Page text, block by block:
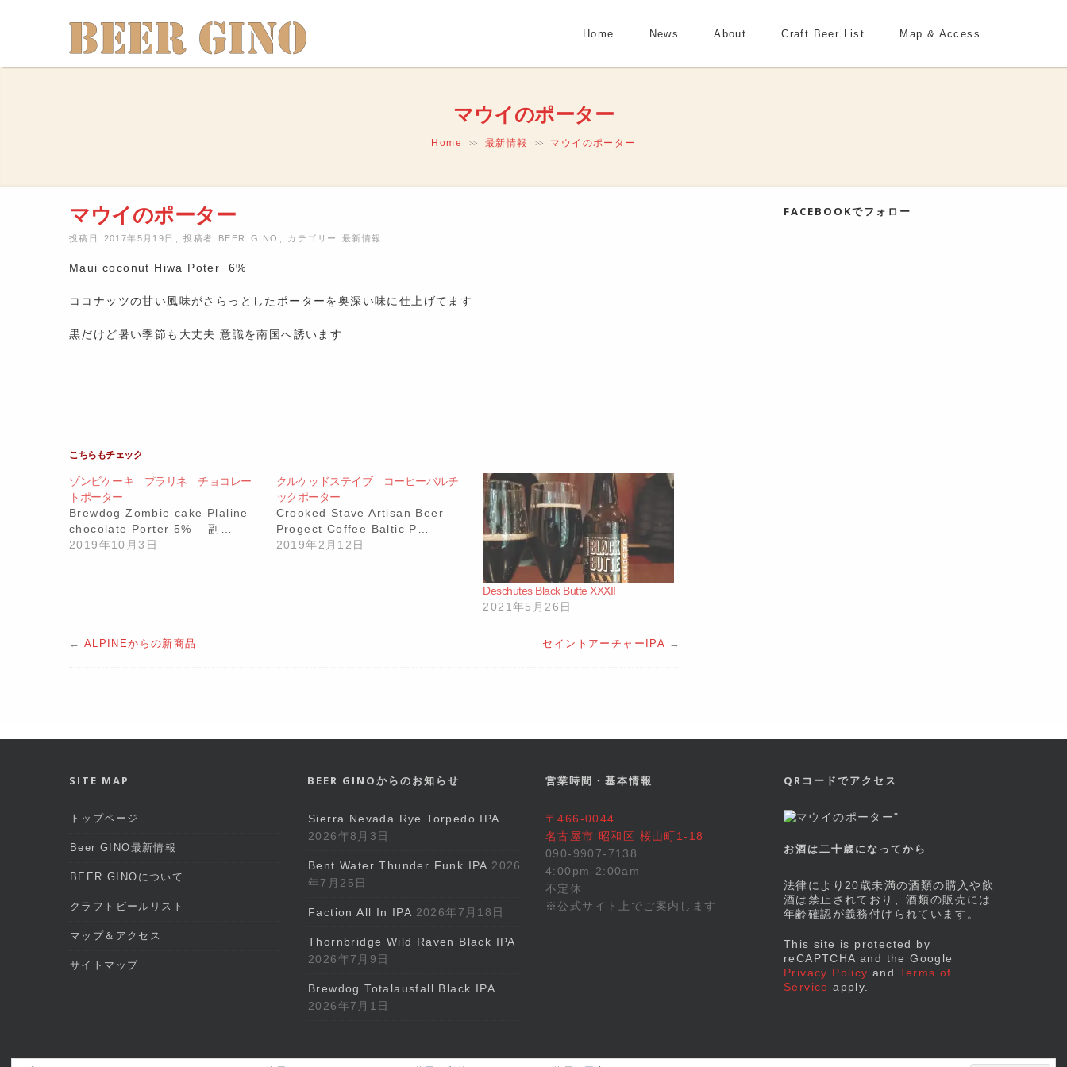
Home News About Craft Beer List Map & Access
マウイのポーター
Home >> 最新情報 >> マウイのポーター
マウイのポーター
投稿日 2017年5月19日 ,投稿者 BEER GINO カテゴリー 最新情報
Maui coconut Hiwa Poter 6%
ココナッツの甘い風味がさらっとしたポーターを奥深い味に仕上げてます
黒だけど暑い季節も大丈夫 意識を南国へ誘います
こちらもチェック
ゾンビケーキ プラリネ チョコレー
トポーター
Brewdog Zombie cake Plaline
chocolate Porter 5% 副…
2019年10月3日
クルケッドステイブ コーヒーバルチ
ックポーター
Crooked Stave Artisan Beer
Progect Coffee Baltic P…
2019年2月12日
Deschutes Black Butte XXXII
2021年5月26日
← ALPINEからの新商品 セイントアーチャーIPA →
FACEBOOKでフォロー
SITE MAP
トップページ
Beer GINO最新情報
BEER GINOについて
クラフトビールリスト
マップ＆アクセス
サイトマップ
BEER GINOからのお知らせ
Sierra Nevada Rye Torpedo IPA
2026年8月3日
Bent Water Thunder Funk IPA 2026
年7月25日
Faction All In IPA 2026年7月18日
Thornbridge Wild Raven Black IPA
2026年7月9日
Brewdog Totalausfall Black IPA
2026年7月1日
営業時間・基本情報
〒466-0044
名古屋市 昭和区 桜山町1-18
090-9907-7138
4:00pm-2:00am
不定休
※公式サイト上でご案内します
QRコードでアクセス
お酒は二十歳になってから
法律により20歳未満の酒類の購入や飲
酒は禁止されており、酒類の販売には
年齢確認が義務付けられています。
This site is protected by
reCAPTCHA and the Google
Privacy Policy and Terms of
Service apply.